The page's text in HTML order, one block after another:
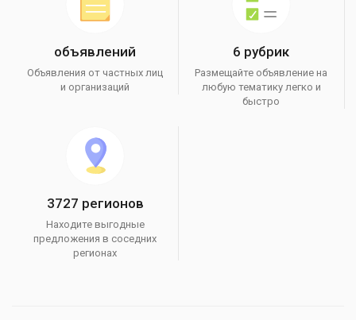
объявлений
Объявления от частных лиц
и организаций
6 рубрик
Размещайте объявление на
любую тематику легко и
быстро
3727 регионов
Находите выгодные
предложения в соседних
регионах